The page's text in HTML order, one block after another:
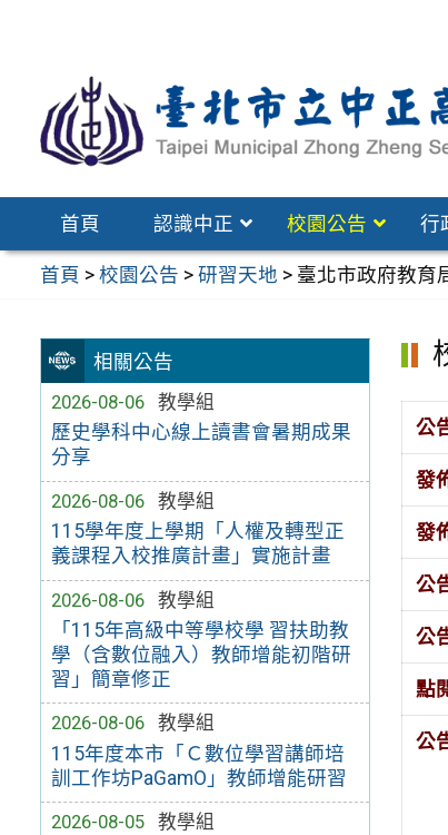
區
首頁 認識中正 校園公告 行
首頁 >校園公告 >研習天地 > 臺北市政府教育
相關公告
2026-08-06
教學組
歷史學科中心線上讀書會暑期成果
分享
2026-08-06
教學組
115學年度上學期「人權及轉型正
義課程入校推廣計畫」實施計畫
2026-08-06
教學組
「115年高級中等學校學 習扶助教
學（含數位融入）教師增能初階研
習」簡章修正
2026-08-06
教學組
115年度本市「Ｃ數位學習講師培
訓工作坊PaGamO」教師增能研習
2026-08-05
教學組
公
發
發
公
公
點
公